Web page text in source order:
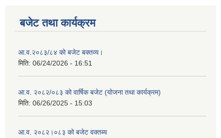
बजेट तथा कार्यक्रम
आ.व.२०८३/८४ को बजेट बक्तव्य।
मिति: 06/24/2026 - 16:51
आ.व. २०८२/०८३ को वार्षिक बजेट (योजना तथा कार्यक्रम)
मिति: 06/26/2025 - 15:03
आ.व. २०८२।०८३ को बजेट वक्तब्य